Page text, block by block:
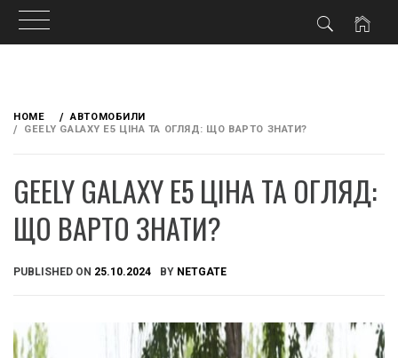
content
HOME
АВТОМОБИЛИ
GEELY GALAXY E5 ЦІНА ТА ОГЛЯД: ЩО ВАРТО ЗНАТИ?
GEELY GALAXY E5 ЦІНА ТА ОГЛЯД:
ЩО ВАРТО ЗНАТИ?
PUBLISHED ON 25.10.2024 BY NETGATE